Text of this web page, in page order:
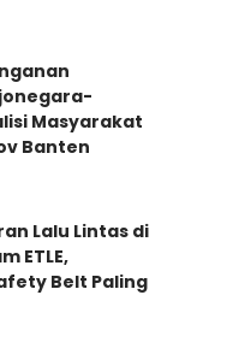
Masyarakat
Banten
Lalu Lintas di
ETLE,
Belt Paling